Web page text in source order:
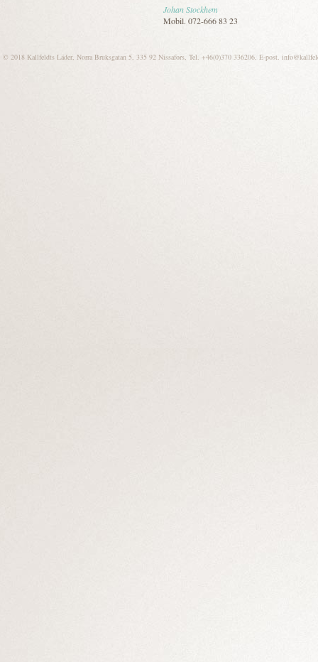
Johan Stockhem
Mobil. 072-666 83 23
© 2018 Kallfeldts Läder, Norra Bruksgatan 5, 335 92 Nissafors, Tel. +46(0)370 336206, E-post.